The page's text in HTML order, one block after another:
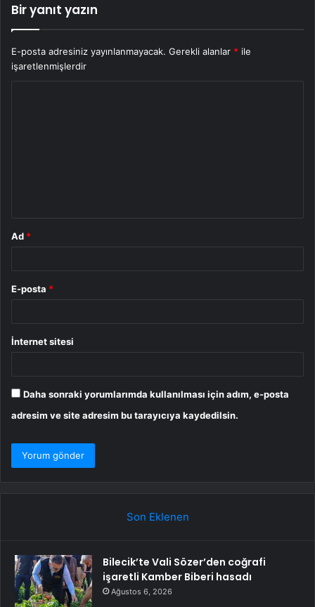
Bir yanıt yazın
E-posta adresiniz yayınlanmayacak. Gerekli alanlar * ile
işaretlenmişlerdir
Ad *
E-posta *
İnternet sitesi
Daha sonraki yorumlarımda kullanılması için adım, e-posta
adresim ve site adresim bu tarayıcıya kaydedilsin.
Son Eklenen
Bilecik’te Vali Sözer’den coğrafi
işaretli Kamber Biberi hasadı
Ağustos 6, 2026